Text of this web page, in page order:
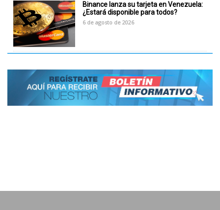
Binance lanza su tarjeta en Venezuela:
¿Estará disponible para todos?
6 de agosto de 2026